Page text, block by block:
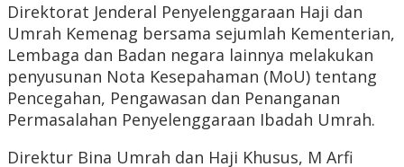
Direktorat Jenderal Penyelenggaraan Haji dan
Umrah Kemenag bersama sejumlah Kementerian,
Lembaga dan Badan negara lainnya melakukan
penyusunan Nota Kesepahaman (MoU) tentang
Pencegahan, Pengawasan dan Penanganan
Permasalahan Penyelenggaraan Ibadah Umrah.
Direktur Bina Umrah dan Haji Khusus, M Arfi